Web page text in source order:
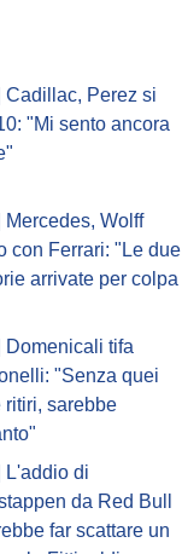
Cadillac, Perez si
"Mi sento ancora
Mercedes, Wolff
con Ferrari: "Le due
arrivate per colpa
Domenicali tifa
"Senza quei
ritiri, sarebbe
L'addio di
da Red Bull
far scattare un